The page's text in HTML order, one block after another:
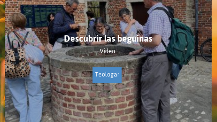
Descubrir las beguinas
Video
Teologar